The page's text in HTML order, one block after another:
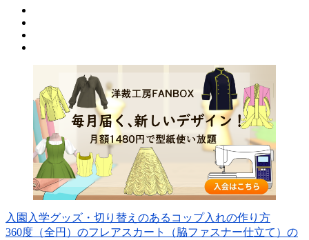
入園入学グッズ・切り替えのあるコップ入れの作り方
360度（全円）のフレアスカート（脇ファスナー仕立て）の